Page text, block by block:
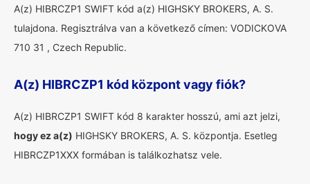
A(z) HIBRCZP1 SWIFT kód a(z) HIGHSKY BROKERS, A. S.
tulajdona. Regisztrálva van a következő címen: VODICKOVA
710 31 , Czech Republic.
A(z) HIBRCZP1 kód központ vagy fiók?
A(z) HIBRCZP1 SWIFT kód 8 karakter hosszú, ami azt jelzi,
hogy ez a(z) HIGHSKY BROKERS, A. S. központja. Esetleg
HIBRCZP1XXX formában is találkozhatsz vele.